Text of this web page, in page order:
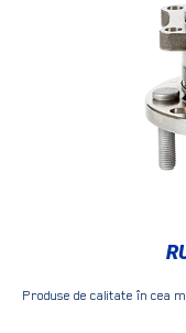
Produse de calitate în cea